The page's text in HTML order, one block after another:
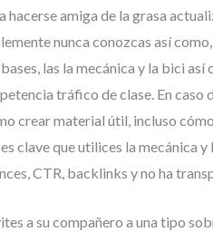
amiga de la grasa
nunca conozcas así­
las la mecánica y la bici
tráfico de clase. En
crear material útil, incluso
clave que utilices la mecánica
CTR, backlinks y no ha
a su compañero a una tipo